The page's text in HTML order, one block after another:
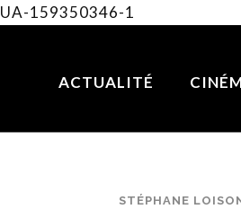
UA-159350346-1
ACTUALITÉ
STÉPHANE